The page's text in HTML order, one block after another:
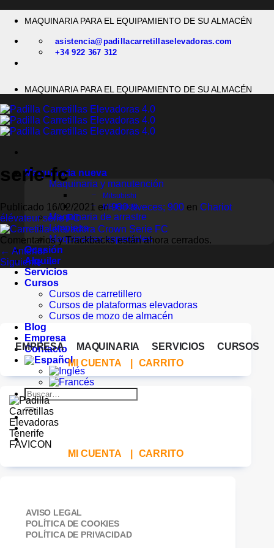
MAQUINARIA PARA EL EQUIPAMIENTO DE SU ALMACÉN
asistencia@padillacarretillaselevadoras.com
+34 922 367 312
MAQUINARIA PARA EL EQUIPAMIENTO DE SU ALMACÉN
Maquinaria nueva
Maquinaria y manutención
Mitsubishi
MB Forklift
Maquinaria de arrastre
Limpieza
Maquinarias especiales
Ocasión
Alquiler
Servicios
Cursos
Cursos de carretillero
Cursos de plataformas elevadoras
Cursos de mozo de almacén
Blog
Empresa
Contacto
Buscar
por:
serie-fc
Publicado 16/02/2021en900 &veces; 900 en Chariot
élévateur série FC
Comentarios y Trackbacks están ahora cerrados.
← Anterior
Siguiente→
EMPRESA MAQUINARIA SERVICIOS
CURSOS
MI CUENTA
CARRITO
MI CUENTA CARRITO
AVISO LEGAL
POLÍTICA DE COOKIES
POLÍTICA DE PRIVACIDAD